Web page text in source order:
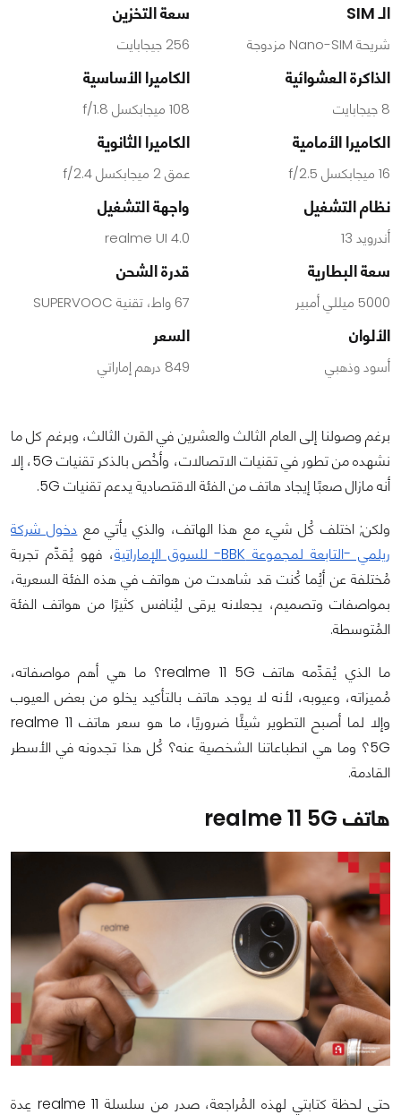
الـ SIM
شريحة Nano-SIM مزدوجة
سعة التخزين
256 جيجابايت
الذاكرة العشوائية
8 جيجابايت
الكاميرا الأساسية
108 ميجابكسل f/1.8
الكاميرا الأمامية
16 ميجابكسل f/2.5
الكاميرا الثانوية
عمق 2 ميجابكسل f/2.4
نظام التشغيل
أندرويد 13
واجهة التشغيل
realme UI 4.0
سعة البطارية
5000 ميللي أمبير
قدرة الشحن
67 واط، تقنية SUPERVOOC
الألوان
أسود وذهبي
السعر
849 درهم إماراتي
برغم وصولنا إلى العام الثالث والعشرين في القرن الثالث، وبرغم كل ما
نشهده من تطور في تقنيات الاتصالات، وأخُص بالذكر تقنيات 5G، إلا
أنه مازال صعبًا إيجاد هاتف من الفئة الاقتصادية يدعم تقنيات 5G.
ولكن; اختلف كُل شيء مع هذا الهاتف، والذي يأتي مع دخول شركة
ريلمي -التابعة لمجموعة BBK- للسوق الإماراتية
، فهو يُقدِّم تجربة
مُختلفة عن أيُما كُنت قد شاهدت من هواتف في هذه الفئة السعرية،
بمواصفات وتصميم، يجعلانه يرقى ليُنافس كثيرًا من هواتف الفئة
المُتوسطة.
ما الذي يُقدِّمه هاتف realme 11 5G؟ ما هي أهم مواصفاته،
مُميزاته، وعيوبه، لأنه لا يوجد هاتف بالتأكيد يخلو من بعض العيوب
وإلا لما أصبح التطوير شيئًا ضروريًا، ما هو سعر هاتف realme 11
5G؟ وما هي انطباعاتنا الشخصية عنه؟ كُل هذا تجدونه في الأسطر
القادمة.
هاتف realme 11 5G
حتى لحظة كتابتي لهذه المُراجعة، صدر من سلسلة realme 11 عِدة